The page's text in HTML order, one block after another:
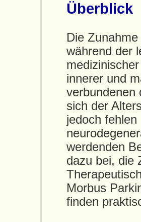
Überblick
Die
während der
innerer und
verbundenen
sich der
jedoch
werdenden
dazu bei, die
Morbus
finden